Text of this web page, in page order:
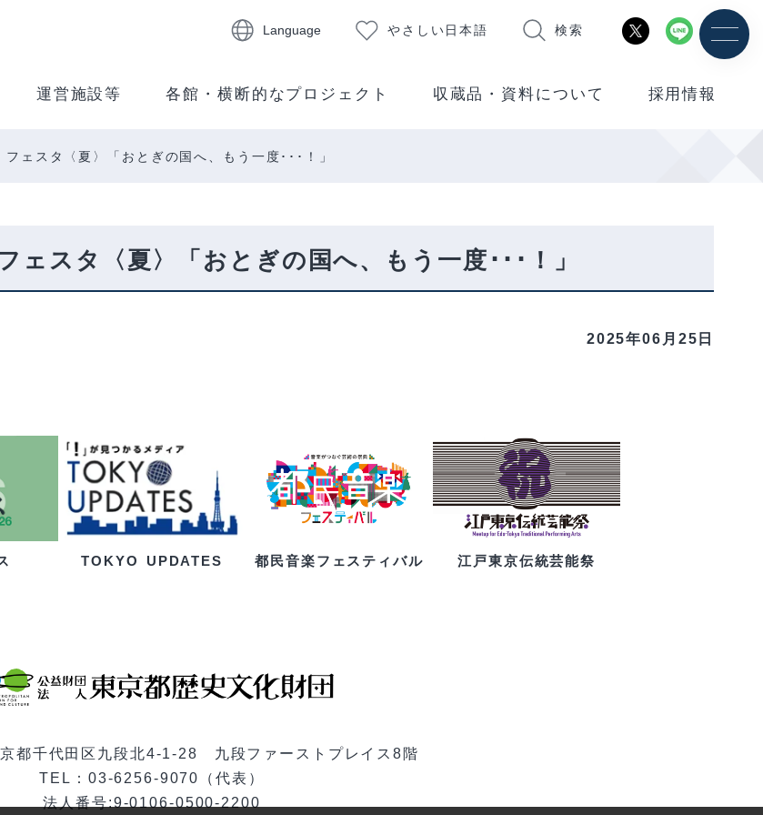
Language やさしい日本語 検索
運営施設等 各館・横断的なプロジェクト 収蔵品・資料について 採用情報
ェスタ〈夏〉「おとぎの国へ、もう一度･･･！」
ェスタ〈夏〉「おとぎの国へ、もう一度･･･！」
2025年06月25日
TOKYO UPDATES 都民音楽フェスティバル 江戸東京伝統芸能祭
都千代田区九段北4-1-28 九段ファーストプレイス8階
TEL：03-6256-9070（代表）
法人番号:9-0106-0500-2200